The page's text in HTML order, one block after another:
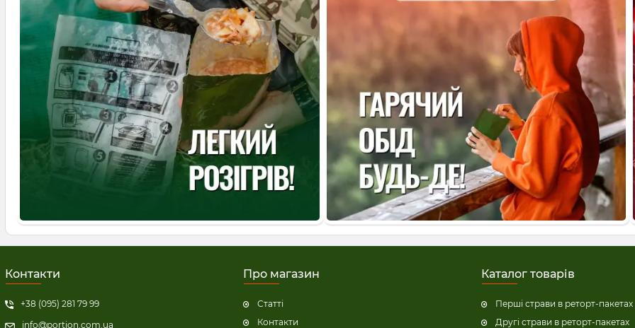
Контакти
+38 (095) 281 79 99
info@portion.com.ua
Про магазин
Статті
Контакти
Каталог товарів
Перші страви в реторт-пакетах
Другі страви в реторт-пакетах